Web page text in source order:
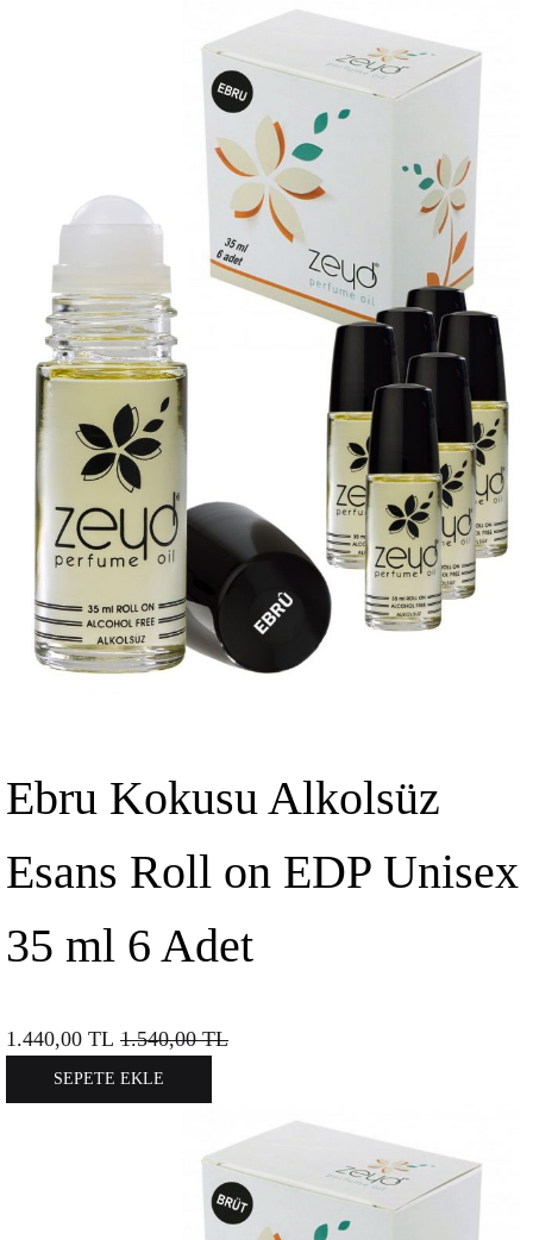
Ebru Kokusu Alkolsüz
Esans Roll on EDP Unisex
35 ml 6 Adet
1.440,00 TL 1.540,00TL
SEPETE EKLE